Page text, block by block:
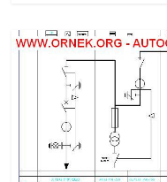
b
o
o
k
st